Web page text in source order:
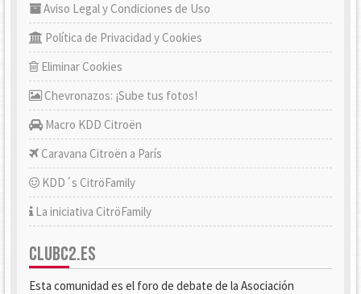
Aviso Legal y Condiciones de Uso
Política de Privacidad y Cookies
Eliminar Cookies
Chevronazos: ¡Sube tus fotos!
Macro KDD Citroën
Caravana Citroën a París
KDD´s CitröFamily
La iniciativa CitröFamily
CLUBC2.ES
Esta comunidad es el foro de debate de la Asociación